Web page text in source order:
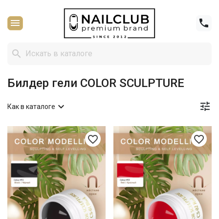
 

Билдер гели COLOR SCULPTURE

Как в каталоге 
favorite_border favorite_border